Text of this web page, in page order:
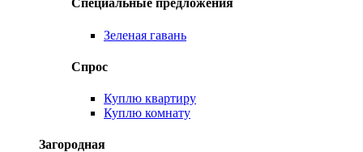
Специальные предложения
Зеленая гавань
Спрос
Куплю квартиру
Куплю комнату
Загородная